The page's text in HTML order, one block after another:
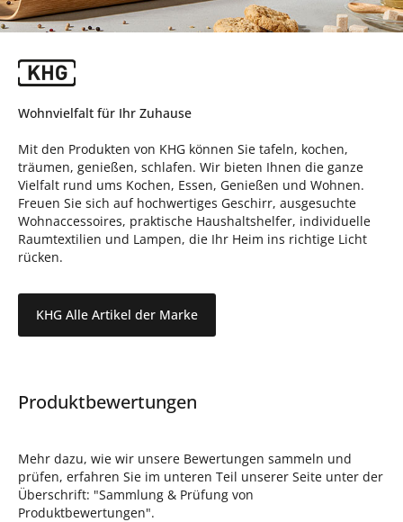
Wohnvielfalt für Ihr Zuhause
Mit den Produkten von KHG können Sie tafeln, kochen,
träumen, genießen, schlafen. Wir bieten Ihnen die ganze
Vielfalt rund ums Kochen, Essen, Genießen und Wohnen.
Freuen Sie sich auf hochwertiges Geschirr, ausgesuchte
Wohnaccessoires, praktische Haushaltshelfer, individuelle
Raumtextilien und Lampen, die Ihr Heim ins richtige Licht
rücken.
KHG Alle Artikel der Marke
Produktbewertungen
Mehr dazu, wie wir unsere Bewertungen sammeln und
prüfen, erfahren Sie im unteren Teil unserer Seite unter der
Überschrift: "Sammlung & Prüfung von
Produktbewertungen".